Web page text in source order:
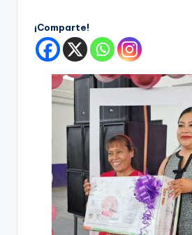
¡Comparte!